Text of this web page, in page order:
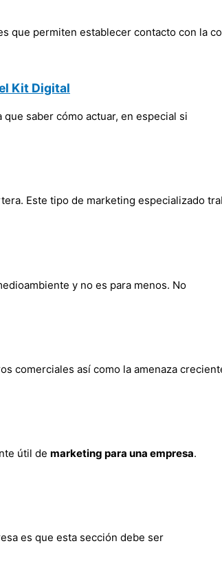
que permiten establecer contacto con la
Kit Digital
saber cómo actuar, en especial si
Este tipo de marketing especializado
y no es para menos. No
comerciales así como la amenaza
útil de marketing para una empresa.
es que esta sección debe ser